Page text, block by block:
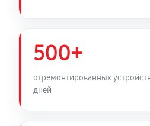
Замена силового
1440 руб
Ремонт или замена
500+
отремонтированных
дней